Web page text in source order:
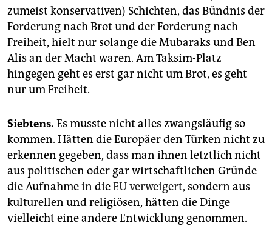
zumeist konservativen) Schichten, das Bündnis der
Forderung nach Brot und der Forderung nach
Freiheit, hielt nur solange die Mubaraks und Ben
Alis an der Macht waren. Am Taksim-Platz
hingegen geht es erst gar nicht um Brot, es geht
nur um Freiheit.
Siebtens. Es musste nicht alles zwangsläufig so
kommen. Hätten die Europäer den Türken nicht zu
erkennen gegeben, dass man ihnen letztlich nicht
aus politischen oder gar wirtschaftlichen Gründe
die Aufnahme in dieEU verweigert, sondern aus
kulturellen und religiösen, hätten die Dinge
vielleicht eine andere Entwicklung genommen.